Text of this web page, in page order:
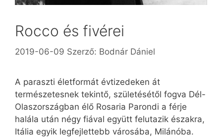
Rocco és fivérei
2019-06-09 Szerző: Bodnár Dániel
A paraszti életformát évtizedeken át
természetesnek tekintő, születésétől fogva Dél-
Olaszországban élő Rosaria Parondi a férje
halála után négy fiával együtt felutazik északra,
Itália egyik legfejlettebb városába, Milánóba.